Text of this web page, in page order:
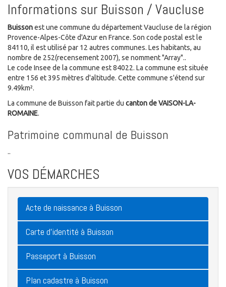
Informations sur Buisson / Vaucluse
Buissonest une commune du département Vaucluse de la région
Provence-Alpes-Côte d'Azur en France. Son code postal est le
84110, il est utilisé par 12 autres communes. Les habitants, au
nombre de 252(recensement 2007), se nomment "Array"..
Le code Insee de la commune est 84022. La commune est située
entre 156 et 395 mètres d'altitude. Cette commune s'étend sur
9.49km².
La commune de Buisson fait partie du canton de VAISON-LA-
ROMAINE.
Patrimoine communal de Buisson
..
VOS DÉMARCHES
Acte de naissance à Buisson
Carte d'identité à Buisson
Passeport à Buisson
Plan cadastre à Buisson